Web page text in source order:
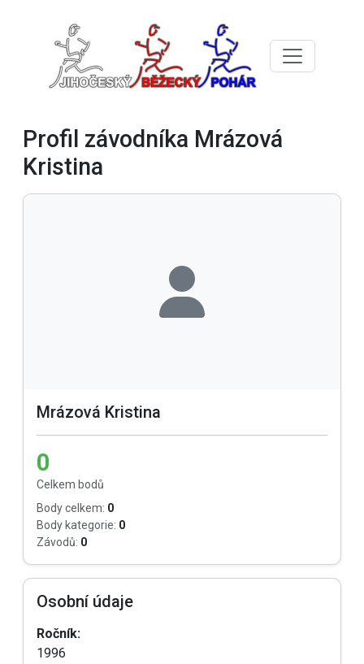
Profil závodníka Mrázová
Kristina
Mrázová Kristina
0
Celkem bodů
Body celkem: 0
Body kategorie: 0
Závodů: 0
Osobní údaje
Ročník:
1996